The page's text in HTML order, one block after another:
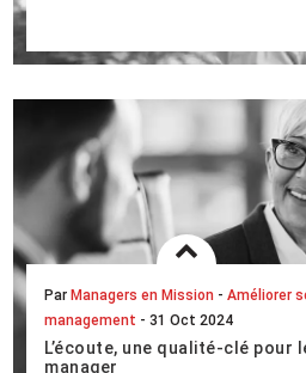
soluble dans le management ? «
l’intelligence...
LIRE L'ARTICLE COMPLET
Par Managers en Mission -Améliorer
management - 31 Oct 2024
L’écoute, une qualité-clé pour
manager